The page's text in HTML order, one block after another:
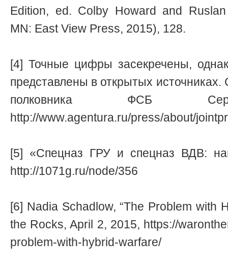
Edition, ed. Colby Howard and
MN: East View Press, 2015), 128.
[4] Точные цифры засекречены,
представлены в открытых
полковника ФСБ
http://www.agentura.ru/press/about/
[5] «Спецназ ГРУ и спецназ ВДВ:
http://1071g.ru/node/356
[6] Nadia Schadlow, “The Problem with
the Rocks, April 2, 2015, https://
problem-with-hybrid-warfare/